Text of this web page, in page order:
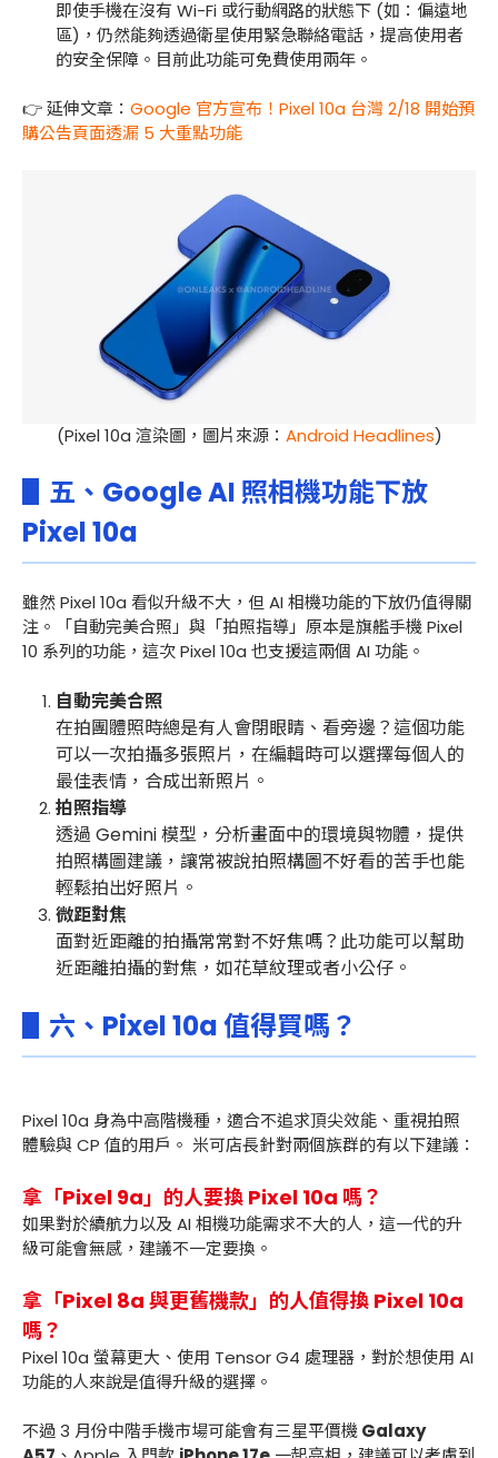
即使手機在沒有 Wi-Fi 或行動網路的狀態下 (如：偏遠地
區)，仍然能夠透過衛星使用緊急聯絡電話，提高使用者
的安全保障。目前此功能可免費使用兩年。
👉 延伸文章： Google 官方宣布！Pixel 10a 台灣 2/18 開始預
購公告頁面透漏 5 大重點功能
(Pixel 10a 渲染圖，圖片來源： Android Headlines)
▋五、Google AI 照相機功能下放
Pixel 10a
雖然 Pixel 10a 看似升級不大，但 AI 相機功能的下放仍值得關
注。「自動完美合照」與「拍照指導」原本是旗艦手機 Pixel
10 系列的功能，這次 Pixel 10a 也支援這兩個 AI 功能。
自動完美合照
在拍團體照時總是有人會閉眼睛、看旁邊？這個功能
可以一次拍攝多張照片，在編輯時可以選擇每個人的
最佳表情，合成出新照片。
拍照指導
透過 Gemini 模型，分析畫面中的環境與物體，提供
拍照構圖建議，讓常被說拍照構圖不好看的苦手也能
輕鬆拍出好照片。
微距對焦
面對近距離的拍攝常常對不好焦嗎？此功能可以幫助
近距離拍攝的對焦，如花草紋理或者小公仔。
▋六、Pixel 10a 值得買嗎？
Pixel 10a 身為中高階機種，適合不追求頂尖效能、重視拍照
體驗與 CP 值的用戶。 米可店長針對兩個族群的有以下建議：
拿「Pixel 9a」的人要換 Pixel 10a 嗎？
如果對於續航力以及 AI 相機功能需求不大的人，這一代的升
級可能會無感，建議不一定要換。
拿「Pixel 8a 與更舊機款」的人值得換 Pixel 10a
嗎？
Pixel 10a 螢幕更大、使用 Tensor G4 處理器，對於想使用 AI
功能的人來說是值得升級的選擇。
不過 3 月份中階手機市場可能會有三星平價機Galaxy